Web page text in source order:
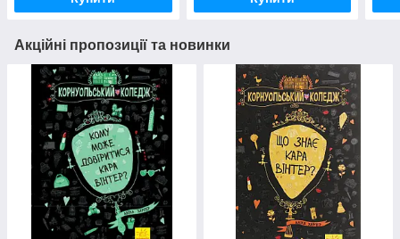
Акційні пропозиції та новинки